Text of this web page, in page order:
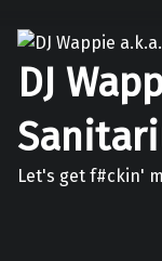
DJ
Let's get f#ckin'